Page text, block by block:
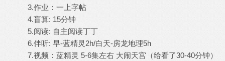
3.作业：一上字帖
4.盲算: 15分钟
5.阅读: 自主阅读丁丁
6.伴听: 早-蓝精灵2h/白天-房龙地理5h
7.视频：蓝精灵 5-6集左右 大闹天宫（给看了30-40分钟）